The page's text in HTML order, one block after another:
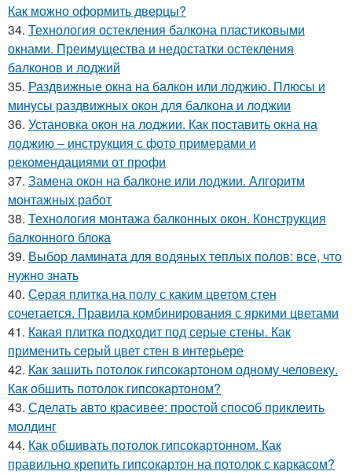
Как можно оформить дверцы?
34. Технология остекления балкона пластиковыми
окнами. Преимущества и недостатки остекления
балконов и лоджий
35. Раздвижные окна на балкон или лоджию. Плюсы и
минусы раздвижных окон для балкона и лоджии
36. Установка окон на лоджии. Как поставить окна на
лоджию – инструкция с фото примерами и
рекомендациями от профи
37. Замена окон на балконе или лоджии. Алгоритм
монтажных работ
38. Технология монтажа балконных окон. Конструкция
балконного блока
39. Выбор ламината для водяных теплых полов: все, что
нужно знать
40. Серая плитка на полу с каким цветом стен
сочетается. Правила комбинирования с яркими цветами
41. Какая плитка подходит под серые стены. Как
применить серый цвет стен в интерьере
42. Как зашить потолок гипсокартоном одному человеку.
Как обшить потолок гипсокартоном?
43. Сделать авто красивее: простой способ приклеить
молдинг
44. Как обшивать потолок гипсокартонном. Как
правильно крепить гипсокартон на потолок с каркасом?